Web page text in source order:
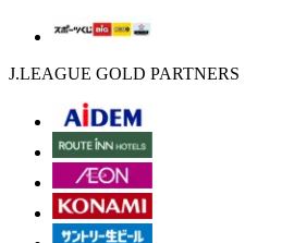
J.LEAGUE GOLD PARTNERS